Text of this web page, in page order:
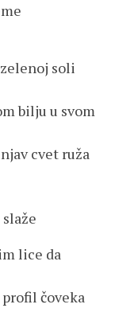
soli
bilju u svom
cvet ruža
lice da
čoveka